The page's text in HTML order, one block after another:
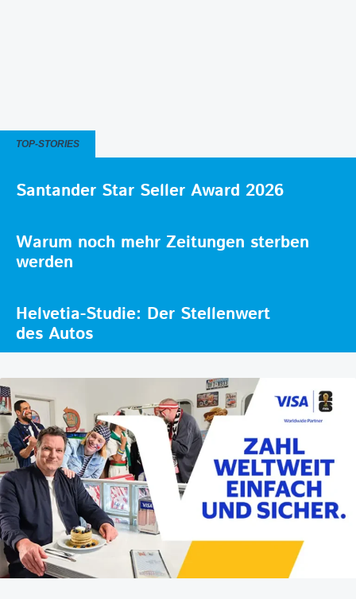
TOP-STORIES
Santander Star Seller Award 2026
Warum noch mehr Zeitungen sterben
werden
Helvetia-Studie: Der Stellenwert
des Autos